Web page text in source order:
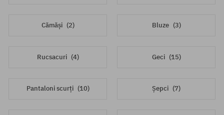
Cămăși (2) Bluze (3)
Rucsacuri (4) Geci (15)
Pantaloni scurți (10) Șepci (7)